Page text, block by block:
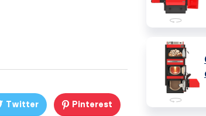
Twitter Pinterest